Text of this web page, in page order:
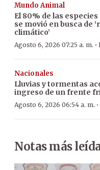
Mundo Animal
El 80% de las
se movió en busca de
climático’
Agosto 6, 2026 07:25 a. m. ·
Nacionales
Lluvias y tormentas
ingreso de un frente
Agosto 6, 2026 06:54 a. m. ·
Notas más